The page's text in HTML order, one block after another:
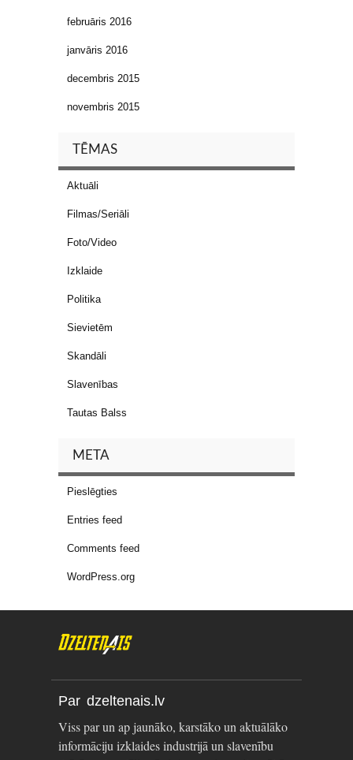
februāris 2016
janvāris 2016
decembris 2015
novembris 2015
TĒMAS
Aktuāli
Filmas/Seriāli
Foto/Video
Izklaide
Politika
Sievietēm
Skandāli
Slavenības
Tautas Balss
META
Pieslēgties
Entries feed
Comments feed
WordPress.org
Par dzeltenais.lv
Viss par un ap jaunāko, karstāko un aktuālāko
informāciju izklaides industrijā un slavenību